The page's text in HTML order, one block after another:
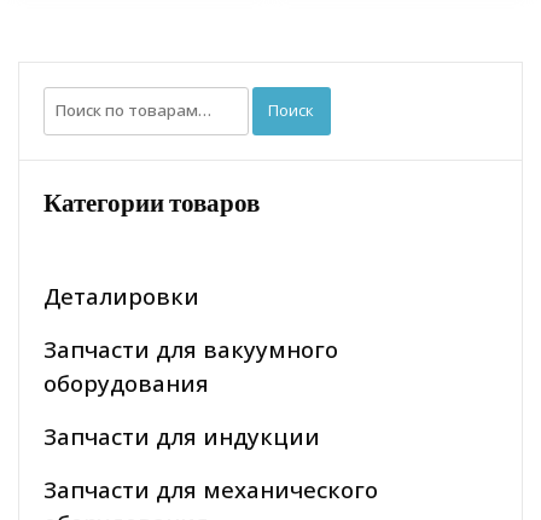
Искать: Поиск
Категории товаров
Деталировки
Запчасти для вакуумного
оборудования
Запчасти для индукции
Запчасти для механического